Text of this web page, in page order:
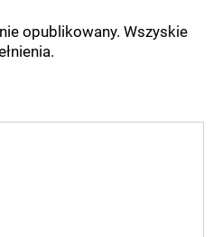
opublikowany. Wszyskie